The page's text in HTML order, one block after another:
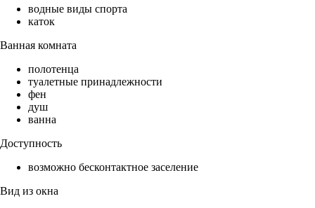
водные виды спорта
каток
Ванная комната
полотенца
туалетные принадлежности
фен
душ
ванна
Доступность
возможно бесконтактное заселение
Вид из окна